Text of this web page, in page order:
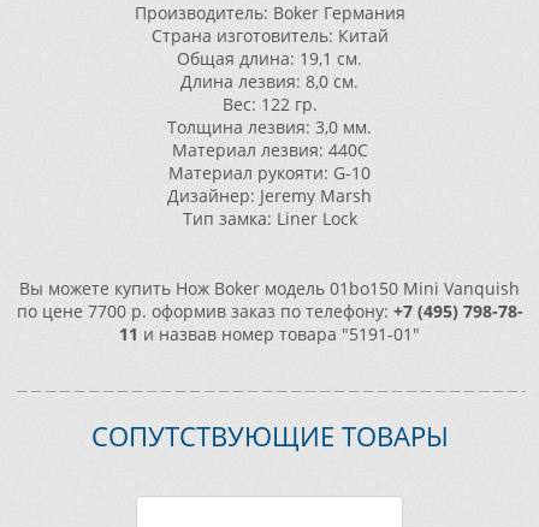
Производитель: Boker Германия
Страна изготовитель: Китай
Общая длина: 19,1 см.
Длина лезвия: 8,0 см.
Вес: 122 гр.
Толщина лезвия: 3,0 мм.
Материал лезвия: 440C
Материал рукояти: G-10
Дизайнер: Jeremy Marsh
Тип замка: Liner Lock
Вы можете купить Нож Boker модель 01bo150 Mini Vanquish
по цене 7700 р. оформив заказ по телефону: +7 (495) 798-78-
11 и назвав номер товара "5191-01"
СОПУТСТВУЮЩИЕ ТОВАРЫ